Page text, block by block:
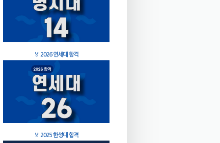
🏅 2026 연세대 합격
🏅 2025 한성대 합격